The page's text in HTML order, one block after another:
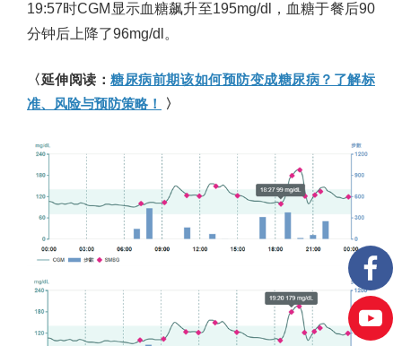
19:57时CGM显示血糖飙升至195mg/dl，血糖于餐后90
分钟后上降了96mg/dl。
〈延伸阅读：糖尿病前期该如何预防变成糖尿病？了解标
准、风险与预防策略！ 〉